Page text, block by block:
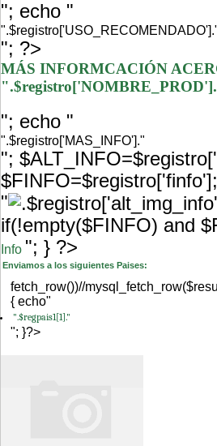
"; echo "
"; ?>
MÁS INFORMCACIÓN
"; echo "
".$registro['MAS_INFO']."
";
"
if(!empty($FINFO) and
Info "; } ?>
Enviamos a los siguientes Paises:
fetch_row())//
{ echo"
".$regpais1[1]."
"; }?>